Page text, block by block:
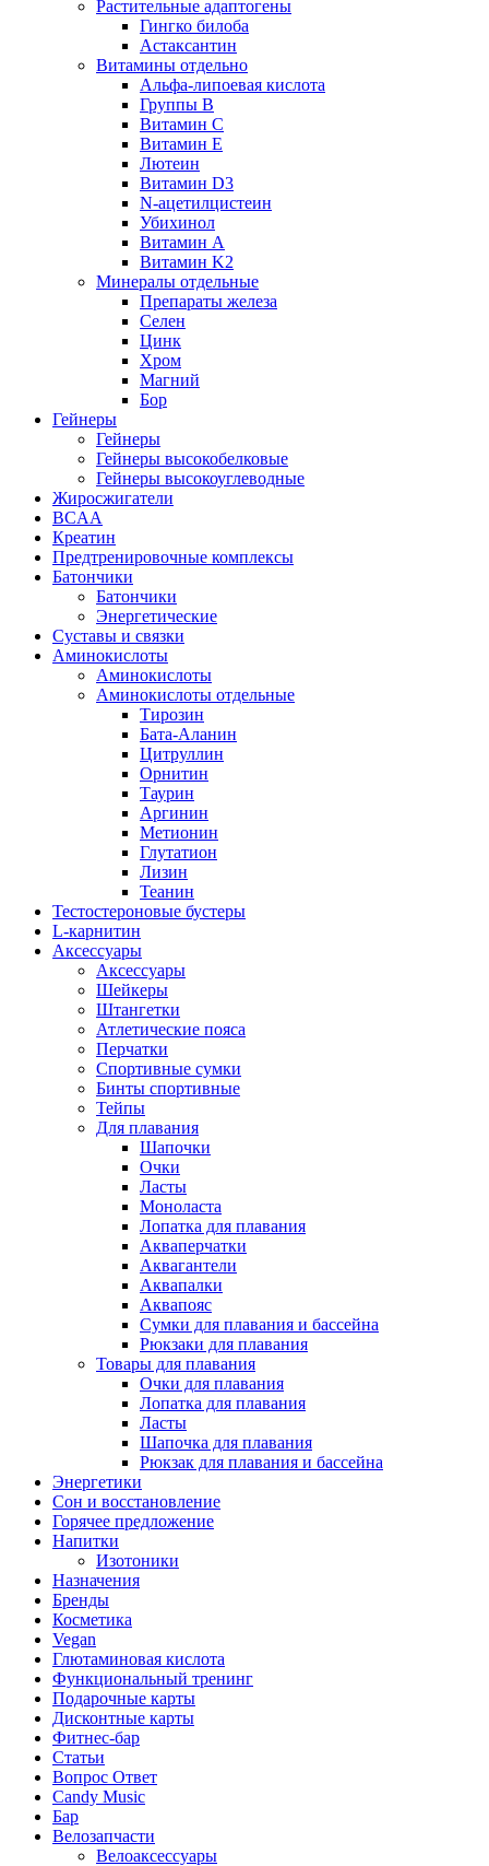
Растительные адаптогены
Гингко билоба
Астаксантин
Витамины отдельно
Альфа-липоевая кислота
Группы B
Витамин С
Витамин Е
Лютеин
Витамин D3
N-ацетилцистеин
Убихинол
Витамин А
Витамин K2
Минералы отдельные
Препараты железа
Селен
Цинк
Хром
Магний
Бор
Гейнеры
Гейнеры
Гейнеры высокобелковые
Гейнеры высокоуглеводные
Жиросжигатели
BCAA
Креатин
Предтренировочные комплексы
Батончики
Батончики
Энергетические
Суставы и связки
Аминокислоты
Аминокислоты
Аминокислоты отдельные
Тирозин
Бата-Аланин
Цитруллин
Орнитин
Таурин
Аргинин
Метионин
Глутатион
Лизин
Теанин
Тестостероновые бустеры
L-карнитин
Аксессуары
Аксессуары
Шейкеры
Штангетки
Атлетические пояса
Перчатки
Спортивные сумки
Бинты спортивные
Тейпы
Для плавания
Шапочки
Очки
Ласты
Моноласта
Лопатка для плавания
Акваперчатки
Аквагантели
Аквапалки
Аквапояс
Сумки для плавания и бассейна
Рюкзаки для плавания
Товары для плавания
Очки для плавания
Лопатка для плавания
Ласты
Шапочка для плавания
Рюкзак для плавания и бассейна
Энергетики
Сон и восстановление
Горячее предложение
Напитки
Изотоники
Назначения
Бренды
Косметика
Vegan
Глютаминовая кислота
Функциональный тренинг
Подарочные карты
Дисконтные карты
Фитнес-бар
Статьи
Вопрос Ответ
Candy Music
Бар
Велозапчасти
Велоаксессуары